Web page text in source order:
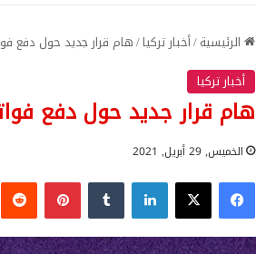
الرئيسية/أخبار تركيا/هام قرار جديد حول دفع
أخبار تركيا
هام قرار جديد حول دفع
الخميس, 29 أبريل, 2021
فيسبوك‫X لينكدإن بينتيريست